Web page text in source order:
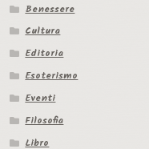
Benessere
Cultura
Editoria
Esoterismo
Eventi
Filosofia
Libro